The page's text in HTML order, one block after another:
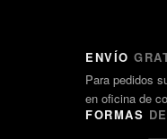
ENVÍO
Para pedidos
en oficina de
FORMAS